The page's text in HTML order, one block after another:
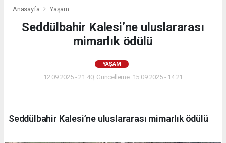
Anasayfa Yaşam
Seddülbahir Kalesi’ne uluslararası
mimarlık ödülü
YAŞAM
12.09.2025 - 21:40, Güncelleme: 15.09.2025 - 14:21
Seddülbahir Kalesi’ne uluslararası mimarlık ödülü